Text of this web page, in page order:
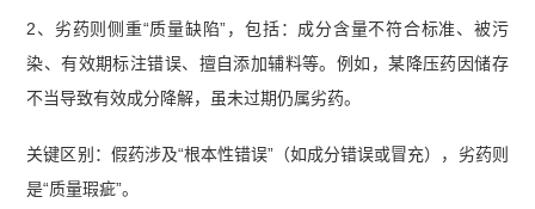
2、劣药则侧重“质量缺陷”，包括：成分含量不符合标准、被污
染、有效期标注错误、擅自添加辅料等。例如，某降压药因储存
不当导致有效成分降解，虽未过期仍属劣药。
关键区别：假药涉及“根本性错误”（如成分错误或冒充），劣药则
是“质量瑕疵”。